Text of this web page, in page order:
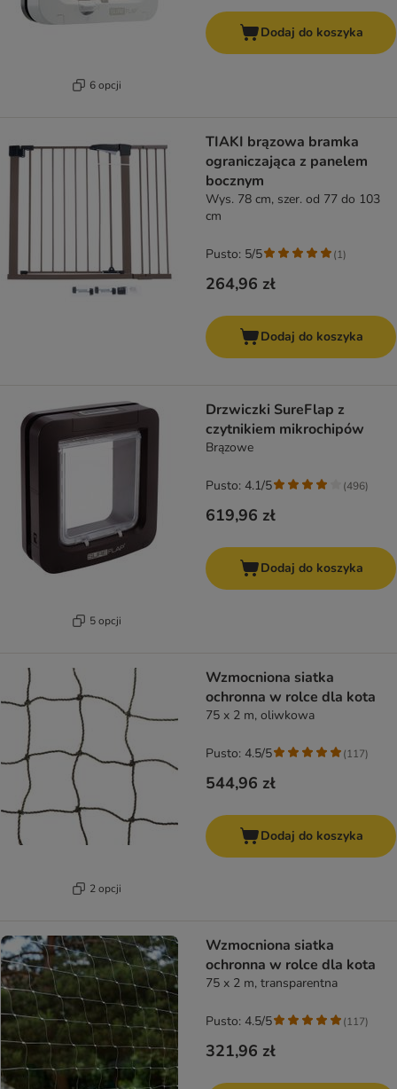
6 opcji
Dodaj do koszyka
TIAKI brązowa bramka
ograniczająca z panelem
bocznym
Wys. 78 cm, szer. od 77 do 103
cm
264,96 zł
Pusto: 5/5 (1)
Dodaj do koszyka
5 opcji
Drzwiczki SureFlap z
czytnikiem mikrochipów
Brązowe
619,96 zł
Pusto: 4.1/5 (496)
Dodaj do koszyka
2 opcji
Wzmocniona siatka
ochronna w rolce dla kota
75 x 2 m, oliwkowa
544,96 zł
Pusto: 4.5/5 (117)
Dodaj do koszyka
Wzmocniona siatka
ochronna w rolce dla kota
75 x 2 m, transparentna
321,96 zł
Pusto: 4.5/5 (117)